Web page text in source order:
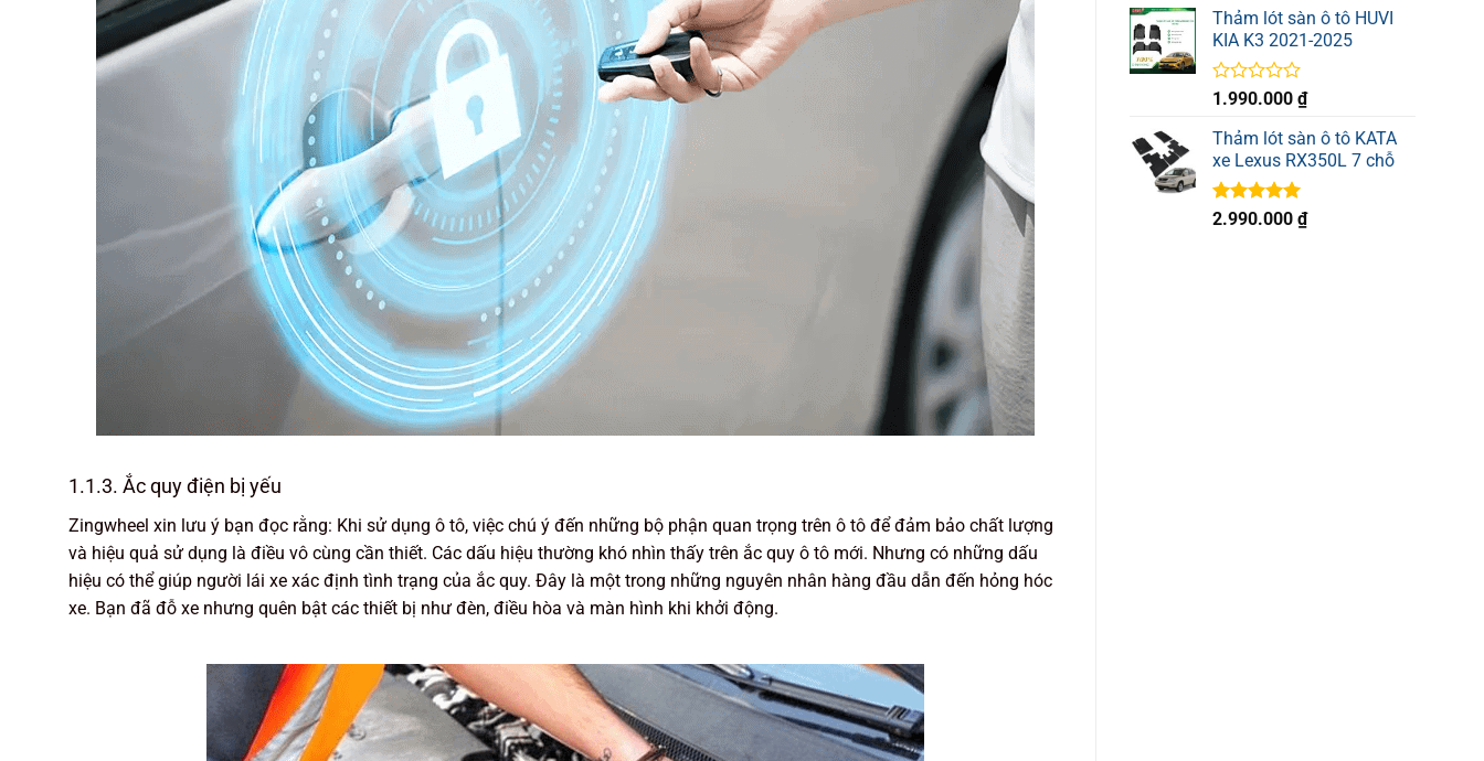
1.1.3. Ắc quy điện bị yếu
Zingwheel xin lưu ý bạn đọc rằng: Khi sử dụng ô tô, việc chú ý đến những bộ phận quan trọng trên ô tô để đảm bảo chất lượng
và hiệu quả sử dụng là điều vô cùng cần thiết. Các dấu hiệu thường khó nhìn thấy trên ắc quy ô tô mới. Nhưng có những dấu
hiệu có thể giúp người lái xe xác định tình trạng của ắc quy. Đây là một trong những nguyên nhân hàng đầu dẫn đến hỏng hóc
xe. Bạn đã đỗ xe nhưng quên bật các thiết bị như đèn, điều hòa và màn hình khi khởi động.
5 sao
Thảm lót sàn ô tô HUVI
KIA K3 2021-2025
Được
hạng
0
5
sao
1.990.000 ₫
Thảm lót sàn ô tô KATA
xe Lexus RX350L 7 chỗ
Được xếp
2.990.000 ₫